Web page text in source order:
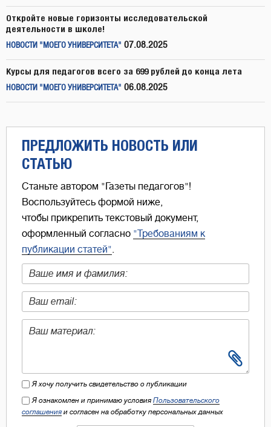
Откройте новые горизонты исследовательской
деятельности в школе!
НОВОСТИ "МОЕГО УНИВЕРСИТЕТА" 07.08.2025
Курсы для педагогов всего за 699 рублей до конца лета
НОВОСТИ "МОЕГО УНИВЕРСИТЕТА" 06.08.2025
ПРЕДЛОЖИТЬ НОВОСТЬ ИЛИ
СТАТЬЮ
Станьте автором "Газеты педагогов"!
Воспользуйтесь формой ниже,
чтобы прикрепить текстовый документ,
оформленный согласно "Требованиям к
публикации статей"
Я хочу получить свидетельство о публикации
Я ознакомлен и принимаю условия Пользовательского
соглашения и согласен на обработку персональных данных